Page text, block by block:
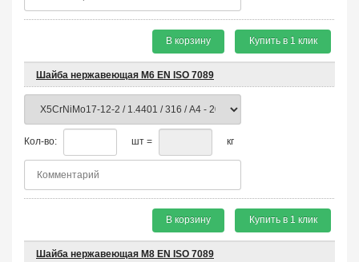
В корзину Купить в 1 клик
Шайба нержавеющая М6 EN ISO 7089
Кол-во: шт = кг
В корзину Купить в 1 клик
Шайба нержавеющая М8 EN ISO 7089